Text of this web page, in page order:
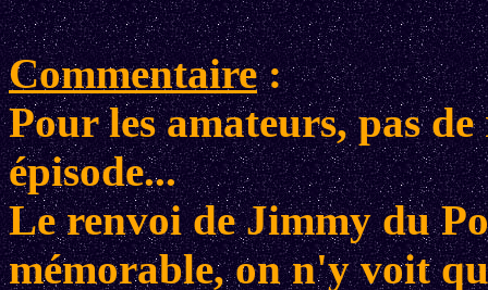
Commentaire:
Pour les amateurs, pas
épisode...
Le renvoi de Jimmy du
mémorable, on n'y voit